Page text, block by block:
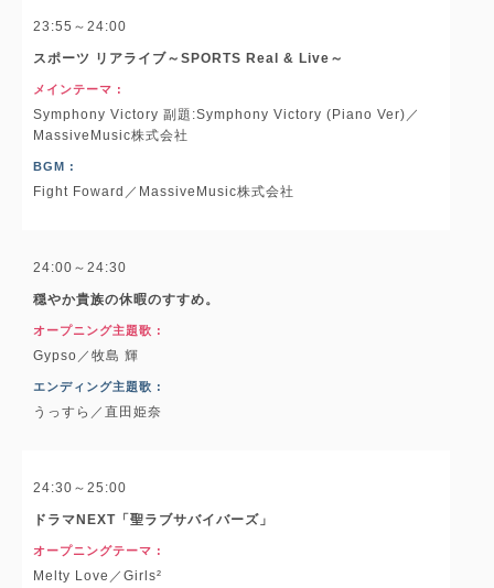
23:55～24:00
スポーツ リアライブ～SPORTS Real & Live～
メインテーマ :
Symphony Victory 副題:Symphony Victory (Piano Ver)／
MassiveMusic株式会社
BGM :
Fight Foward／MassiveMusic株式会社
24:00～24:30
穏やか貴族の休暇のすすめ。
オープニング主題歌 :
Gypso／牧島 輝
エンディング主題歌 :
うっすら／直田姫奈
24:30～25:00
ドラマNEXT「聖ラブサバイバーズ」
オープニングテーマ :
Melty Love／Girls²